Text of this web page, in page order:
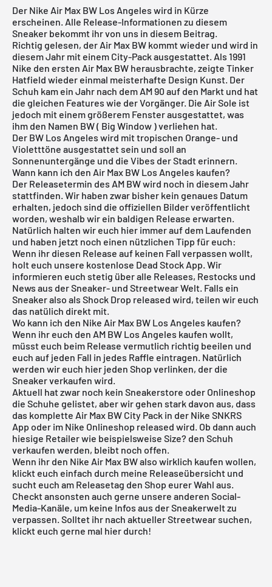
Der Nike Air Max BW Los Angeles wird in Kürze
erscheinen. Alle Release-Informationen zu diesem
Sneaker bekommt ihr von uns in diesem Beitrag.
Richtig gelesen, der Air Max BW kommt wieder und wird in
diesem Jahr mit einem City-Pack ausgestattet. Als 1991
Nike den ersten Air Max BW herausbrachte, zeigte Tinker
Hatfield wieder einmal meisterhafte Design Kunst. Der
Schuh kam ein Jahr nach dem AM 90 auf den Markt und hat
die gleichen Features wie der Vorgänger. Die Air Sole ist
jedoch mit einem größerem Fenster ausgestattet, was
ihm den Namen BW ( Big Window ) verliehen hat.
Der BW Los Angeles wird mit tropischen Orange- und
Violetttöne ausgestattet sein und soll an
Sonnenuntergänge und die Vibes der Stadt erinnern.
Wann kann ich den Air Max BW Los Angeles kaufen?
Der Releasetermin des AM BW wird noch in diesem Jahr
stattfinden. Wir haben zwar bisher kein genaues Datum
erhalten, jedoch sind die offiziellen Bilder veröffentlicht
worden, weshalb wir ein baldigen Release erwarten.
Natürlich halten wir euch hier immer auf dem Laufenden
und haben jetzt noch einen nützlichen Tipp für euch:
Wenn ihr diesen Release auf keinen Fall verpassen wollt,
holt euch unsere kostenlose Dead Stock App. Wir
informieren euch stetig über alle Releases, Restocks und
News aus der Sneaker- und Streetwear Welt. Falls ein
Sneaker also als Shock Drop released wird, teilen wir euch
das natülich direkt mit.
Wo kann ich den Nike Air Max BW Los Angeles kaufen?
Wenn ihr euch den AM BW Los Angeles kaufen wollt,
müsst euch beim Release vermutlich richtig beeilen und
euch auf jeden Fall in jedes Raffle eintragen. Natürlich
werden wir euch hier jeden Shop verlinken, der die
Sneaker verkaufen wird.
Aktuell hat zwar noch kein Sneakerstore oder Onlineshop
die Schuhe gelistet, aber wir gehen stark davon aus, dass
das komplette Air Max BW City Pack in der Nike SNKRS
App oder im Nike Onlineshop released wird. Ob dann auch
hiesige Retailer wie beispielsweise Size? den Schuh
verkaufen werden, bleibt noch offen.
Wenn ihr den Nike Air Max BW also wirklich kaufen wollen,
klickt euch einfach durch meine Releaseübersicht und
sucht euch am Releasetag den Shop eurer Wahl aus.
Checkt ansonsten auch gerne unsere anderen Social-
Media-Kanäle, um keine Infos aus der Sneakerwelt zu
verpassen. Solltet ihr nach aktuellerStreetwearsuchen,
klickt euch gerne mal hier durch!